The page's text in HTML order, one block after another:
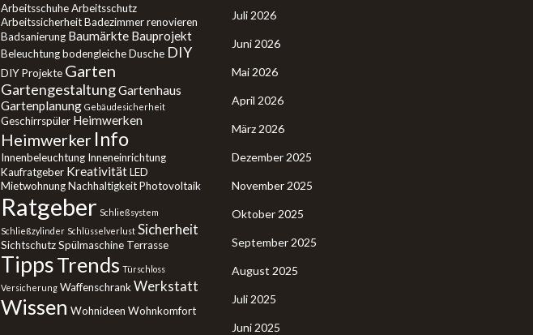
ArbeitsschuheArbeitsschutz
ArbeitssicherheitBadezimmer renovieren
Badsanierung Baumärkte Bauprojekt
Beleuchtungbodengleiche Dusche DIY
DIY Projekte Garten
GartengestaltungGartenhaus
Gartenplanung Gebäudesicherheit
Geschirrspüler Heimwerken
Heimwerker Info
Innenbeleuchtung Inneneinrichtung
Kaufratgeber KreativitätLED
MietwohnungNachhaltigkeitPhotovoltaik
Ratgeber Schließsystem
Schließzylinder Schlüsselverlust Sicherheit
SichtschutzSpülmaschine Terrasse
TippsTrends Türschloss
Versicherung WaffenschrankWerkstatt
Wissen Wohnideen Wohnkomfort
Juli 2026
Juni 2026
Mai 2026
April 2026
März 2026
Dezember 2025
November 2025
Oktober 2025
September 2025
August 2025
Juli 2025
Juni 2025